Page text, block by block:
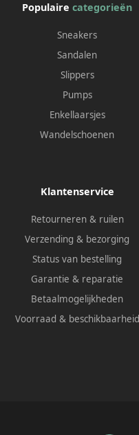
Populaire categorieën
Sneakers
Sandalen
Slippers
Pumps
Enkellaarsjes
Wandelschoenen
Klantenservice
Retourneren & ruilen
Verzending & bezorging
Status van bestelling
Garantie & reparatie
Betaalmogelijkheden
Voorraad & beschikbaarheid